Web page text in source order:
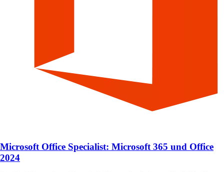
Microsoft Office Specialist: Microsoft 365 und Office
2024